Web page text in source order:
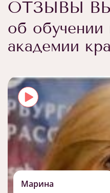
ОТЗЫВЫ
об обучении
академии
Марина